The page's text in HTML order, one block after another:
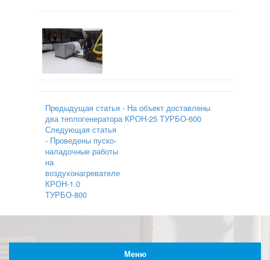
Предыдущая статья - На объект доставлены
два теплогенератора КРОН-25 ТУРБО-600
Следующая статья
- Проведены пуско-
наладочные работы
на
воздухонагревателе
КРОН-1.0
ТУРБО-800
Меню